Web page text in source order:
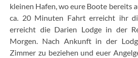
kleinen Hafen, wo eure Boote bereits
ca. 20 Minuten Fahrt erreicht ihr
erreicht die Darien Lodge in der
Morgen. Nach Ankunft in der
Zimmer zu beziehen und euer